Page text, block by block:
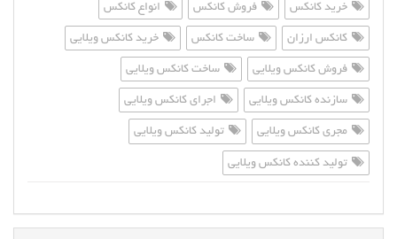
خرید کانکس فروش کانکس انواع کانکس
کانکس ارزان ساخت کانکس خرید کانکس ویلایی
فروش کانکس ویلایی ساخت کانکس ویلایی
سازنده کانکس ویلایی اجرای کانکس ویلایی
مجری کانکس ویلایی تولید کانکس ویلایی
تولید کننده کانکس ویلایی